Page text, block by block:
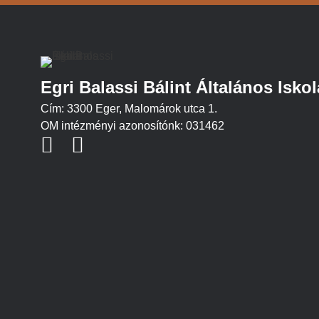
Egri Balassi Bálint Általános
Cím: 3300 Eger, Malomárok utca 1.
OM intézményi azonosítónk: 031462